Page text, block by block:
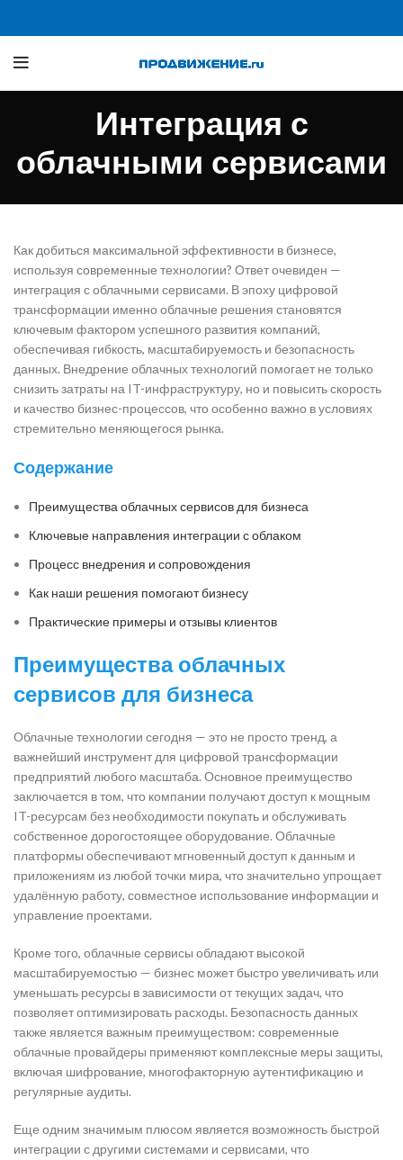
Интеграция с
облачными сервисами
Как добиться максимальной эффективности в бизнесе,
используя современные технологии? Ответ очевиден —
интеграция с облачными сервисами. В эпоху цифровой
трансформации именно облачные решения становятся
ключевым фактором успешного развития компаний,
обеспечивая гибкость, масштабируемость и безопасность
данных. Внедрение облачных технологий помогает не только
снизить затраты на IT-инфраструктуру, но и повысить скорость
и качество бизнес-процессов, что особенно важно в условиях
стремительно меняющегося рынка.
Содержание
Преимущества облачных сервисов для бизнеса
Ключевые направления интеграции с облаком
Процесс внедрения и сопровождения
Как наши решения помогают бизнесу
Практические примеры и отзывы клиентов
Преимущества облачных
сервисов для бизнеса
Облачные технологии сегодня — это не просто тренд, а
важнейший инструмент для цифровой трансформации
предприятий любого масштаба. Основное преимущество
заключается в том, что компании получают доступ к мощным
IT-ресурсам без необходимости покупать и обслуживать
собственное дорогостоящее оборудование. Облачные
платформы обеспечивают мгновенный доступ к данным и
приложениям из любой точки мира, что значительно упрощает
удалённую работу, совместное использование информации и
управление проектами.
Кроме того, облачные сервисы обладают высокой
масштабируемостью — бизнес может быстро увеличивать или
уменьшать ресурсы в зависимости от текущих задач, что
позволяет оптимизировать расходы. Безопасность данных
также является важным преимуществом: современные
облачные провайдеры применяют комплексные меры защиты,
включая шифрование, многофакторную аутентификацию и
регулярные аудиты.
Еще одним значимым плюсом является возможность быстрой
интеграции с другими системами и сервисами, что